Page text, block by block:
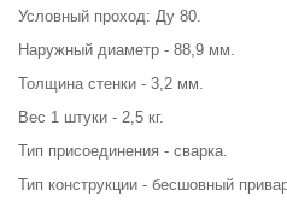
Условный проход: Ду 80.
Наружный диаметр - 88,9 мм.
Толщина стенки - 3,2 мм.
Вес 1 штуки - 2,5 кг.
Тип присоединения - сварка.
Тип конструкции - бесшовный